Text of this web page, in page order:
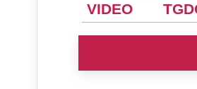
VIDEO